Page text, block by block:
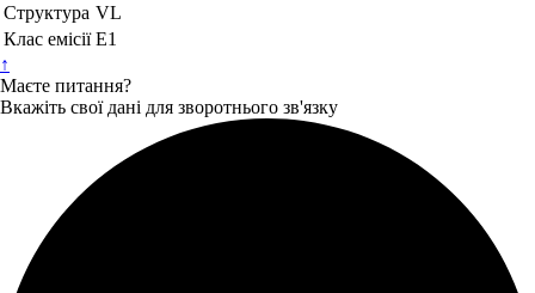
Структура VL
Клас емісії Е1
↑
Маєте питання?
Вкажіть свої дані для зворотнього зв'язку